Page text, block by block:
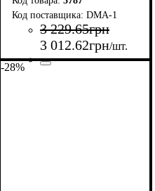
DMA-1
3 229.65грн
3 012.62грн/шт.
Страна-производитель
Серия
-28%